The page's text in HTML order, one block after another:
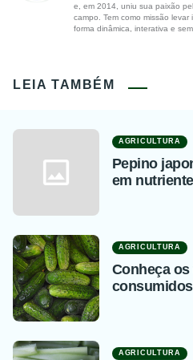
e, em 2014, uniu sua paixão
campo. Tem como missão
forma dinâmica, interativa e sem
LEIA TAMBÉM
AGRICULTURA
Pepino
em
AGRICULTURA
Conheça
AGRICULTURA